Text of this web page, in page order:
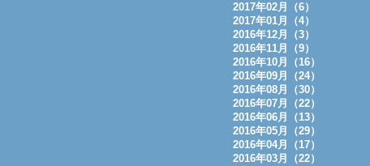
2017年02月（6）
2017年01月（4）
2016年12月（3）
2016年11月（9）
2016年10月（16）
2016年09月（24）
2016年08月（30）
2016年07月（22）
2016年06月（13）
2016年05月（29）
2016年04月（17）
2016年03月（22）